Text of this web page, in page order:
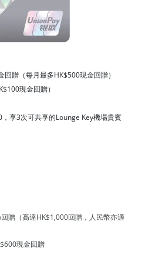
贈（每月最多HK$500現金回贈）
現金回贈）
享3次可共享的Lounge Key機場貴賓
贈（高達HK$1,000回贈，人民幣亦適
現金回贈